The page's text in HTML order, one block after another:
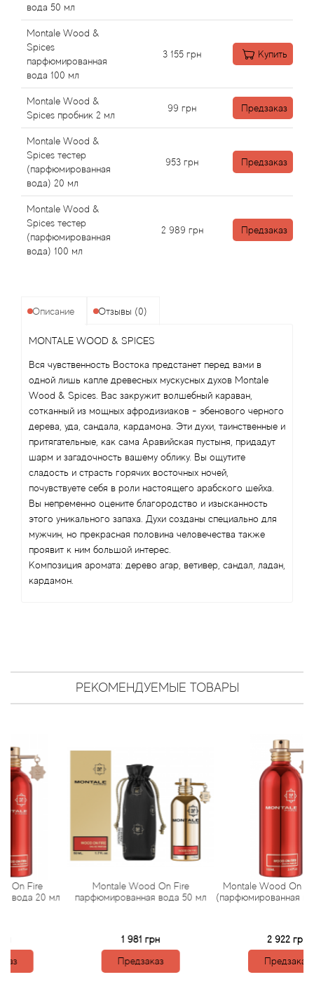
вода 50 мл
Montale Wood &
Spices
парфюмированная
вода 100 мл
3 155 грн Купить
Montale Wood &
Spices пробник 2 мл
99 грн Предзаказ
Montale Wood &
Spices тестер
(парфюмированная
вода) 20 мл
953 грн Предзаказ
Montale Wood &
Spices тестер
(парфюмированная
вода) 100 мл
2 989 грн Предзаказ
Описание Отзывы (0)
MONTALE WOOD & SPICES
Вся чувственность Востока предстанет перед вами в
одной лишь капле древесных мускусных духов Montale
Wood & Spices. Вас закружит волшебный караван,
сотканный из мощных афродизиаков - эбенового черного
дерева, уда, сандала, кардамона. Эти духи, таинственные и
притягательные, как сама Аравийская пустыня, придадут
шарм и загадочность вашему облику. Вы ощутите
сладость и страсть горячих восточных ночей,
почувствуете себя в роли настоящего арабского шейха.
Вы непременно оцените благородство и изысканность
этого уникального запаха. Духи созданы специально для
мужчин, но прекрасная половина человечества также
проявит к ним большой интерес.
Композиция аромата: дерево агар, ветивер, сандал, ладан,
кардамон.
РЕКОМЕНДУЕМЫЕ ТОВАРЫ
20 мл
Montale Wood On Fire
парфюмированная вода 50 мл
1 981 грн
Предзаказ
Montale Wood On Fire
(парфюмированная вода)
2 922 грн
Предзаказ
Andre L'Arom
Angel Schlesser
Anima Mundi
Anna Sui
Annayake
Anne Fontaine
Annick Goutal
Antonia's Flowers
Antonio Visconti
Aquolina
Arabesque Perfumes
Arabiyat
Aramis
Ariana Grande
Armaf
Arte Profumi
Asabi
Asgharali
Atelier Cologne
Atelier Des Ors
Atelier Flou
Atkinsons